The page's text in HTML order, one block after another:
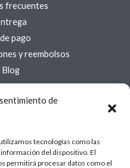
de
tecnologías como las
del dispositivo. El
permitirá procesar datos como el
frecuentes
pago
y reembolsos
Blog
Fyctux
(UE)